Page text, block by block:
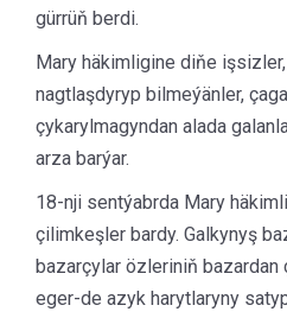
gürrüň berdi.
Mary häkimligine diňe
nagtlaşdyryp bilmeýänler,
çykarylmagyndan alada
arza barýar.
18-nji sentýabrda Mary
çilimkeşler bardy. Galkynyş
bazarçylar özleriniň bazardan
eger-de azyk harytlaryny